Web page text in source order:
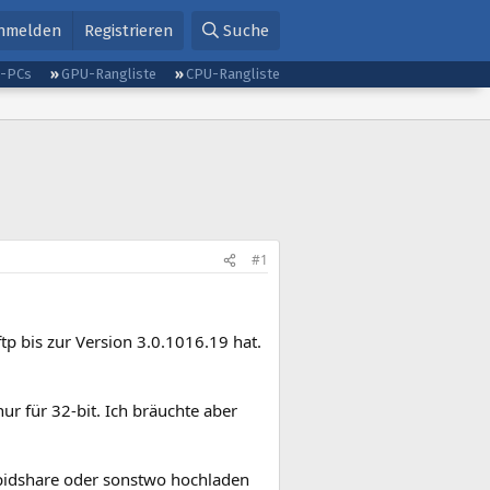
Registrieren Suche
PCs GPU-Rangliste
CPU-Rangliste
#1
bis zur Version 3.0.1016.19 hat.
für 32-bit. Ich bräuchte aber
oder sonstwo hochladen